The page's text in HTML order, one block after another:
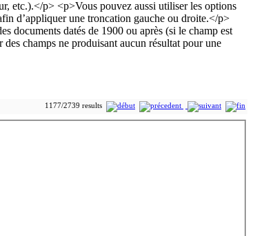
1177/2739 results